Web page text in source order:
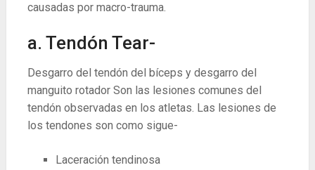
causadas por macro-trauma.
a. Tendón Tear-
Desgarro del tendón del bíceps y desgarro del
manguito rotador Son las lesiones comunes del
tendón observadas en los atletas. Las lesiones de
los tendones son como sigue-
Laceración tendinosa